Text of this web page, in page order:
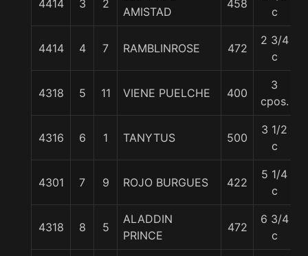
4414 3 2
AMISTAD
458
c
4414 4 7 RAMBLINROSE 472
2 3/4
c
4318 5 11 VIENE PUELCHE 400
3
cpos.
4316 6 1 TANYTUS 500
3 1/2
c
4301 7 9 ROJO BURGUES 422
5 1/4
c
4318 8 5
ALADDIN
PRINCE
472
6 3/4
c